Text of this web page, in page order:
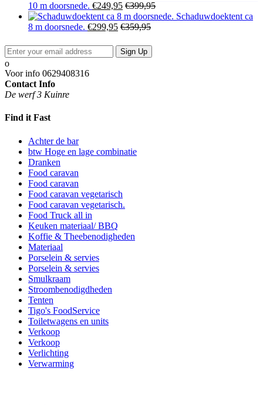
10 m doorsnede. €249,95 €399,95
Schaduwdoektent ca
8 m doorsnede. €299,95 €359,95
Sign Up
Voor info 0629408316
Contact Info
De werf 3 Kuinre
Find it Fast
Achter de bar
btw Hoge en lage combinatie
Dranken
Food caravan
Food caravan
Food caravan vegetarisch
Food caravan vegetarisch.
Food Truck all in
Keuken materiaal/ BBQ
Koffie & Theebenodigheden
Materiaal
Porselein & servies
Porselein & servies
Smulkraam
Stroombenodigdheden
Tenten
Tigo's FoodService
Toiletwagens en units
Verkoop
Verkoop
Verlichting
Verwarming